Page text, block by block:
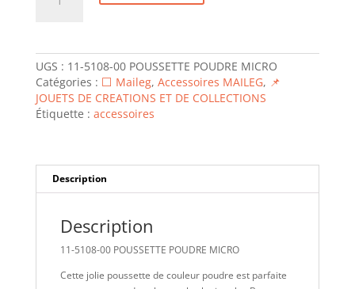
POUSSETTE
POUDRE
MICRO
UGS : 11-5108-00 POUSSETTE POUDRE MICRO
Catégories : ⬜ Maileg, Accessoires MAILEG, 📌
JOUETS DE CREATIONS ET DE COLLECTIONS
Étiquette : accessoires
Description
Description
11-5108-00 POUSSETTE POUDRE MICRO
Cette jolie poussette de couleur poudre est parfaite